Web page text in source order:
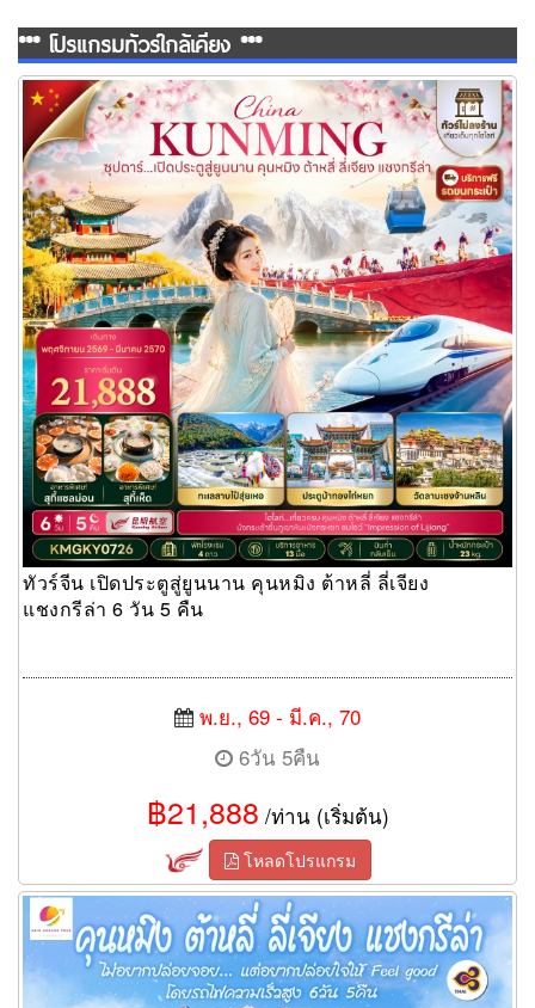
*** โปรแกรมทัวร์ใกล้เคียง ***
ทัวร์จีน เปิดประตูสู่ยูนนาน คุนหมิง ต้าหลี่ ลี่เจียง แชงกรีล่า 6 วัน 5
คืน
ทัวร์จีน เปิดประตูสู่ยูนนาน คุนหมิง ต้าหลี่ ลี่เจียง
แชงกรีล่า 6 วัน 5 คืน
พ.ย., 69 - มี.ค., 70
6วัน 5คืน
฿21,888 /ท่าน (เริ่มต้น)
โหลดโปรแกรม
ทัวร์คุนหมิง ไม่อยากปล่อยจอย…แต่อยากปล่อยใจให้ Feel good โดย
รถไฟความเร็วสูง 6 วัน 5 คืน